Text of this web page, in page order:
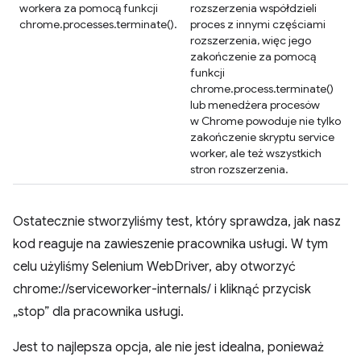
workera za pomocą funkcji
chrome.processes.terminate().
rozszerzenia współdzieli
proces z innymi częściami
rozszerzenia, więc jego
zakończenie za pomocą
funkcji
chrome.process.terminate()
lub menedżera procesów
w Chrome powoduje nie tylko
zakończenie skryptu service
worker, ale też wszystkich
stron rozszerzenia.
Ostatecznie stworzyliśmy test, który sprawdza, jak nasz
kod reaguje na zawieszenie pracownika usługi. W tym
celu użyliśmy Selenium WebDriver, aby otworzyć
chrome://serviceworker-internals/ i kliknąć przycisk
„stop” dla pracownika usługi.
Jest to najlepsza opcja, ale nie jest idealna, ponieważ